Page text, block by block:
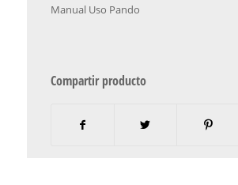
Manual Uso Pando
Compartir producto